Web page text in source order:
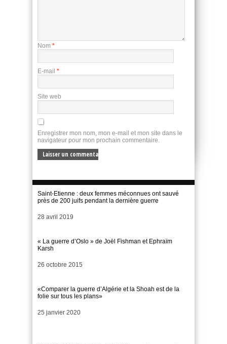
Nom *
E-mail *
Site web
Enregistrer mon nom, mon e-mail et mon site dans le
navigateur pour mon prochain commentaire.
Saint-Etienne : deux femmes méconnues ont sauvé
près de 200 juifs pendant la dernière guerre
Date
28 avril 2019
« La guerre d’Oslo » de Joël Fishman et Ephraïm
Karsh
Date
26 octobre 2015
«Comparer la guerre d’Algérie et la Shoah est de la
folie sur tous les plans»
Date
25 janvier 2020